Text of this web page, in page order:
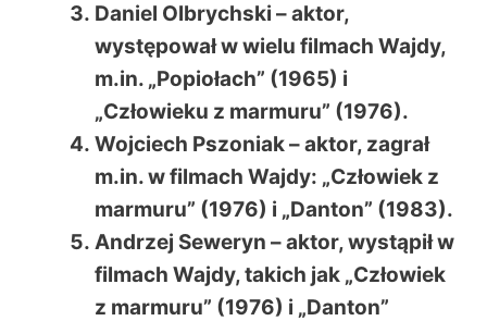
Daniel Olbrychski – aktor,
występował w wielu filmach Wajdy,
m.in. „Popiołach” (1965) i
„Człowieku z marmuru” (1976).
Wojciech Pszoniak – aktor, zagrał
m.in. w filmach Wajdy: „Człowiek z
marmuru” (1976) i „Danton” (1983).
Andrzej Seweryn – aktor, wystąpił w
filmach Wajdy, takich jak „Człowiek
z marmuru” (1976) i „Danton”